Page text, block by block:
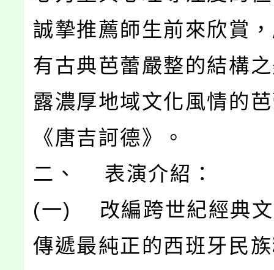
誠摯推薦師生前來欣賞
有古典芭蕾嚴整的結構
露濃厚地域文化風情的
《唐吉訶德》。
二、 表演介紹：
(一) 改編跨世紀經典文
傳遞最純正的西班牙民